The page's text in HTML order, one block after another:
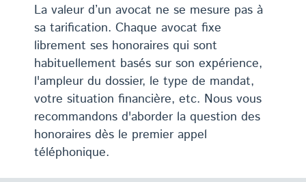
La valeur d’un avocat ne se mesure pas à
sa tarification. Chaque avocat fixe
librement ses honoraires qui sont
habituellement basés sur son expérience,
l'ampleur du dossier, le type de mandat,
votre situation financière, etc. Nous vous
recommandons d'aborder la question des
honoraires dès le premier appel
téléphonique.